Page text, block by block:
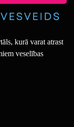
kurā varat atrast
veselības